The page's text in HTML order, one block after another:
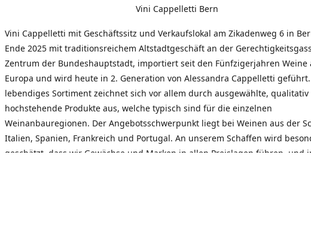
Vini Cappelletti Bern
Vini Cappelletti mit Geschäftssitz und Verkaufslokal am Zikadenweg 6 in
Ende 2025 mit traditionsreichem Altstadtgeschäft an der
Zentrum der Bundeshauptstadt, importiert seit den Fünfzigerjahren Weine
Europa und wird heute in 2. Generation von Alessandra Cappelletti
lebendiges Sortiment zeichnet sich vor allem durch ausgewählte, qualitativ
hochstehende Produkte aus, welche typisch sind für die einzelnen
Weinanbauregionen. Der Angebotsschwerpunkt liegt bei Weinen aus der
Italien, Spanien, Frankreich und Portugal. An unserem Schaffen wird
geschätzt, dass wir Gewächse und Marken in allen Preislagen führen, und